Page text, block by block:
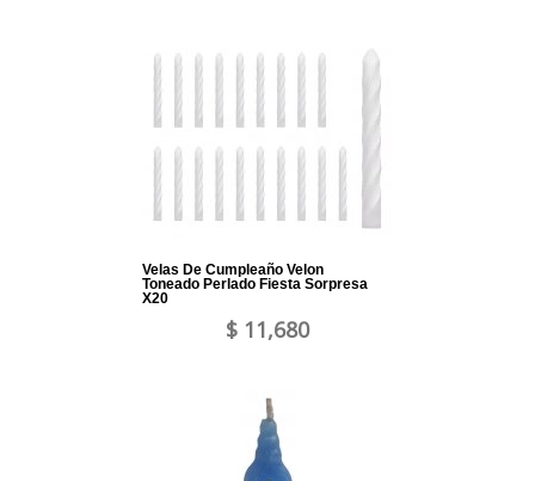
Velas De Cumpleaño Velon
Toneado Perlado Fiesta Sorpresa
X20
$ 11,680